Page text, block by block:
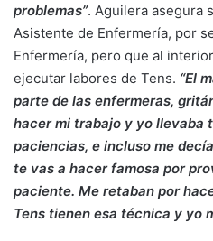
problemas”. Aguilera asegura
Asistente de Enfermería, por
Enfermería, pero que al
ejecutar labores de Tens. “El
parte de las enfermeras,
hacer mi trabajo y yo llevaba
paciencias, e incluso me
te vas a hacer famosa por
paciente. Me retaban por
Tens tienen esa técnica y yo